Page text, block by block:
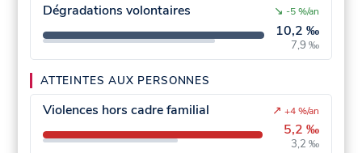
Dégradations volontaires
10,2 ‰
7,9 ‰
↘ -5 %/an
ATTEINTES AUX PERSONNES
Violences hors cadre familial
5,2 ‰
3,2 ‰
↗ +4 %/an